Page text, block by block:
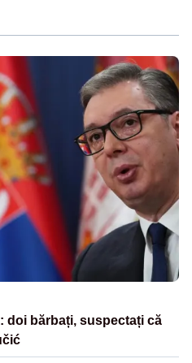
doi bărbați, suspectați că